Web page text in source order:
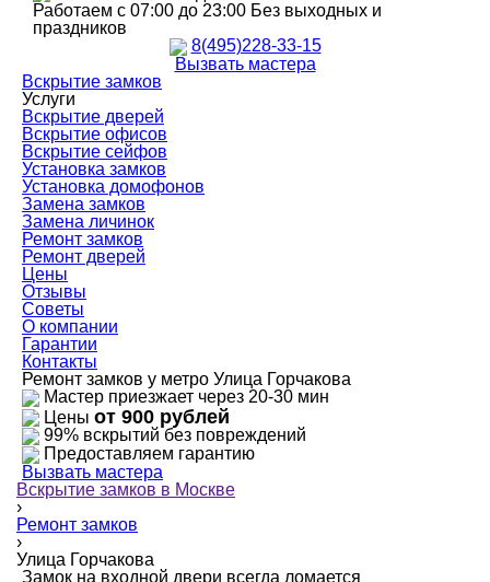
Работаем с 07:00 до 23:00 Без выходных и
праздников
8(495)228-33-15
Вызвать мастера
Вскрытие замков
Услуги
Вскрытие дверей
Вскрытие офисов
Вскрытие сейфов
Установка замков
Установка домофонов
Замена замков
Замена личинок
Ремонт замков
Ремонт дверей
Цены
Отзывы
Советы
О компании
Гарантии
Контакты
Ремонт замков у метро Улица Горчакова
Мастер приезжает через 20-30 мин
Цены от 900 рублей
99% вскрытий без повреждений
Предоставляем гарантию
Вызвать мастера
Вскрытие замков в Москве
›
Ремонт замков
›
Улица Горчакова
Замок на входной двери всегда ломается